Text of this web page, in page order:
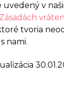
uvedený v
Zásadách
tvoria
nami.